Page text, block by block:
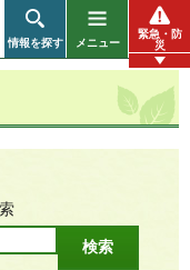
情報を探す メニュー
緊急・防
災